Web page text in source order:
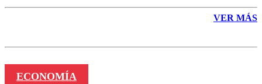
VER MÁS
ECONOMÍA